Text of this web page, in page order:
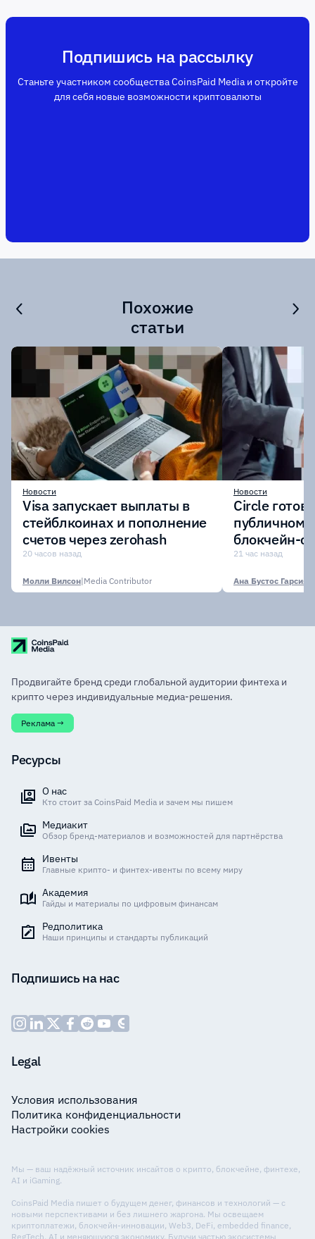
Подпишись на рассылку
Станьте участником сообщества CoinsPaid Media и откройте
для себя новые возможности криптовалюты
Похожие
статьи
Новости
Visa запускает выплаты в
стейблкоинах и пополнение
счетов через zerohash
20 часов назад
Молли Вилсон|Media Contributor
Новости
Circle
публичному
блокчейн-
участии
21 час назад
Ана Бустос Гарсия
Продвигайте бренд среди глобальной аудитории финтеха и
крипто через индивидуальные медиа-решения.
Реклама →
Ресурсы
О нас
Кто стоит за CoinsPaid Media и зачем мы пишем
Медиакит
Обзор бренд-материалов и возможностей для партнёрства
Ивенты
Главные крипто- и финтех-ивенты по всему миру
Академия
Гайды и материалы по цифровым финансам
Редполитика
Наши принципы и стандарты публикаций
Подпишись на нас
Legal
Условия использования
Политика конфиденциальности
Настройки cookies
Мы — ваш надёжный источник инсайтов о крипто, блокчейне, финтехе,
AI и iGaming.
CoinsPaid Media пишет о будущем денег, финансов и технологий — с
новыми перспективами и без лишнего жаргона. Мы освещаем
криптоплатежи, блокчейн-инновации, Web3, DeFi, embedded finance,
RegTech, AI и меняющуюся экономику. Будучи частью экосистемы